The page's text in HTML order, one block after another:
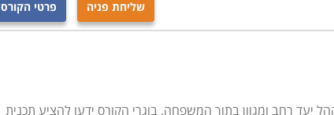
שליחת פניה פרטי הקורס
יעד רחב ומגוון בתוך המשפחה. בוגרי הקורס ידעו להציע תכנית